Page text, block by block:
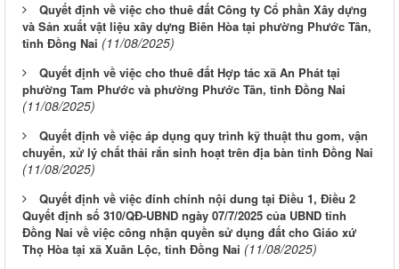
Quyết định về việc cho thuê đất Công ty Cổ phần Xây dựng
và Sản xuất vật liệu xây dựng Biên Hòa tại phường Phước Tân,
tỉnh Đồng Nai (11/08/2025)
Quyết định về việc cho thuê đất Hợp tác xã An Phát tại
phường Tam Phước và phường Phước Tân, tỉnh Đồng Nai
(11/08/2025)
Quyết định về việc áp dụng quy trình kỹ thuật thu gom, vận
chuyển, xử lý chất thải rắn sinh hoạt trên địa bàn tỉnh Đồng Nai
(11/08/2025)
Quyết định về việc đính chính nội dung tại Điều 1, Điều 2
Quyết định số 310/QĐ-UBND ngày 07/7/2025 của UBND tỉnh
Đồng Nai về việc công nhận quyền sử dụng đất cho Giáo xứ
Thọ Hòa tại xã Xuân Lộc, tỉnh Đồng Nai (11/08/2025)